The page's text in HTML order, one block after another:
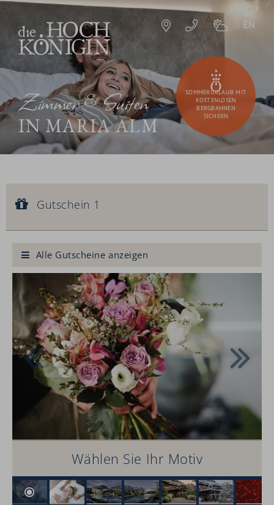
Zimmer & Suiten
IN MARIA ALM
EN
SOMMERURLAUB MIT
KOSTENLOSEN
BERGBAHNEN
SICHERN
Gutscheinwert:
Gutschein 1
Alle Gutscheine anzeigen
Wählen Sie Ihr Motiv